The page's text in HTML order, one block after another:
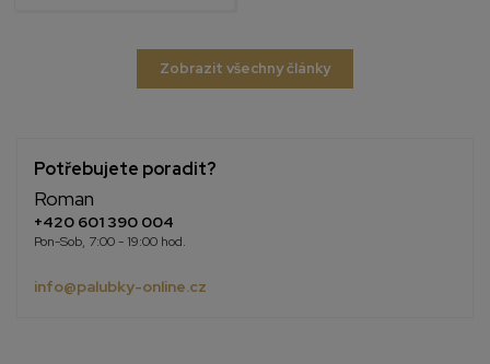
Potřebujete poradit?
Roman
+420 601 390 004
Pon-Sob, 7:00 - 19:00 hod.
info@palubky-online.cz
Zobrazit všechny články